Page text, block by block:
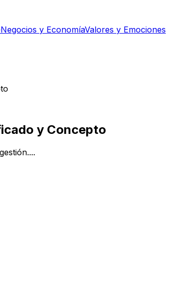
Negocios y EconomíaValores y Emociones
y Concepto